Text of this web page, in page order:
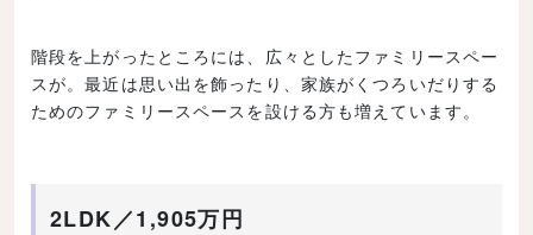
階段を上がったところには、広々としたファミリースペー
スが。最近は思い出を飾ったり、家族がくつろいだりする
ためのファミリースペースを設ける方も増えています。
2LDK／1,905万円